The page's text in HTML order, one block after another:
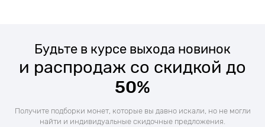
Будьте в курсе выхода новинок
и распродаж со скидкой до
50%
Получите подборки монет, которые вы давно искали, но не могли
найти и индивидуальные скидочные предложения.